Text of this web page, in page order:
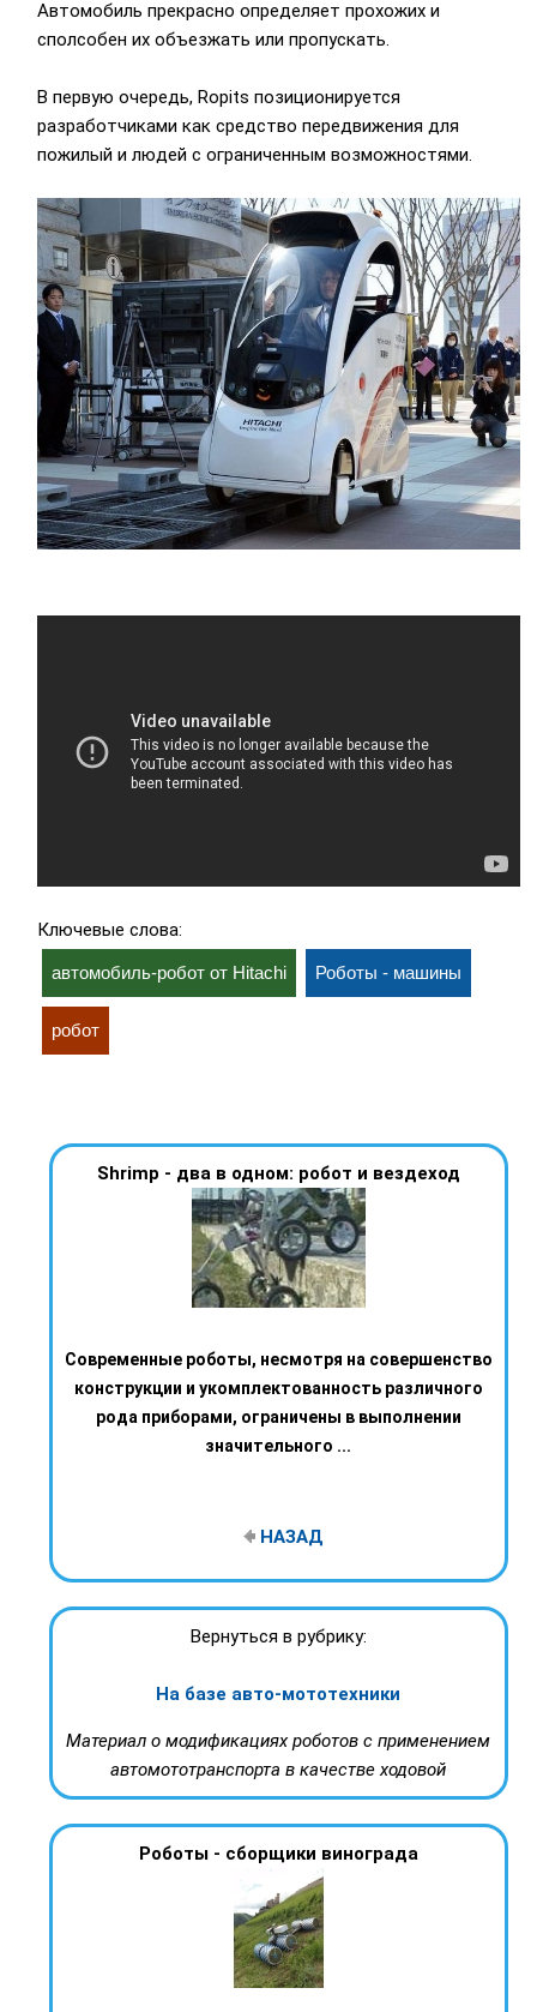
Автомобиль прекрасно определяет прохожих и
сполсобен их объезжать или пропускать.
В первую очередь, Ropits позиционируется
разработчиками как средство передвижения для
пожилый и людей с ограниченным возможностями.
Ключевые слова:
автомобиль-робот от Hitachi Роботы - машины
робот
Shrimp - два в одном: робот и вездеход
Современные роботы, несмотря на совершенство
конструкции и укомплектованность различного
рода приборами, ограничены в выполнении
значительного ...
НАЗАД
Вернуться в рубрику:
На базе авто-мототехники
Материал о модификациях роботов с применением
автомототранспорта в качестве ходовой
Роботы - сборщики винограда